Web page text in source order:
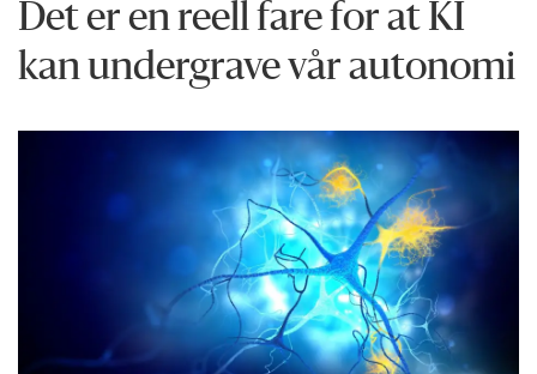
Det er en reell fare for at KI
kan undergrave vår autonomi